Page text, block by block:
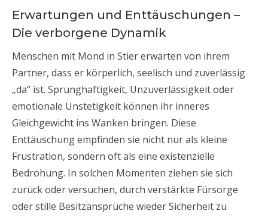
Erwartungen und Enttäuschungen –
Die verborgene Dynamik
Menschen mit Mond in Stier erwarten von ihrem
Partner, dass er körperlich, seelisch und zuverlässig
„da“ ist. Sprunghaftigkeit, Unzuverlässigkeit oder
emotionale Unstetigkeit können ihr inneres
Gleichgewicht ins Wanken bringen. Diese
Enttäuschung empfinden sie nicht nur als kleine
Frustration, sondern oft als eine existenzielle
Bedrohung. In solchen Momenten ziehen sie sich
zurück oder versuchen, durch verstärkte Fürsorge
oder stille Besitzansprüche wieder Sicherheit zu